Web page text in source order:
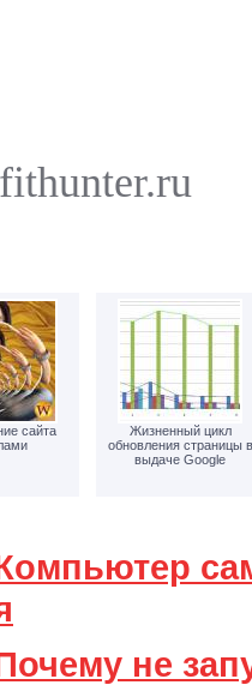
сайта
Жизненный цикл
обновления страницы в
выдаче Google
не